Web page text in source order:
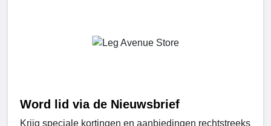
Word lid via de Nieuwsbrief
Krijg speciale kortingen en aanbiedingen rechtstreeks